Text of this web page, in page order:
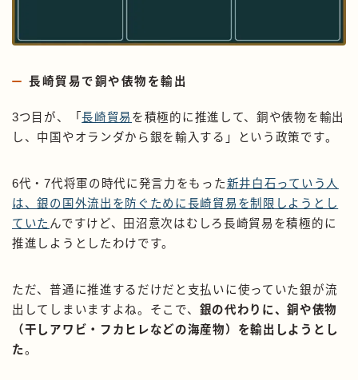
長崎貿易で銅や俵物を輸出
3つ目が、「長崎貿易 を積極的に推進して、銅や俵物を輸出
し、中国やオランダから銀を輸入する」という政策です。
6代・7代将軍の時代に発言力をもった新井白石っていう人
は、銀の国外流出を防ぐために長崎貿易を制限しようとし
ていた んですけど、田沼意次はむしろ長崎貿易を積極的に
推進しようとしたわけです。
ただ、普通に推進するだけだと支払いに使っていた銀が流
出してしまいますよね。そこで、 銀の代わりに、銅や俵物
（干しアワビ・フカヒレなどの海産物）を輸出しようとし
た。